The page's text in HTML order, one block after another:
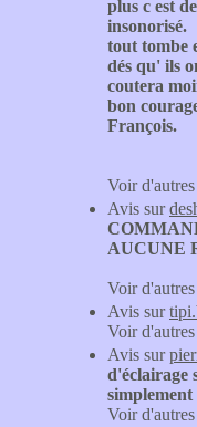
plus c est
insonorisé.
tout tombe
dés qu' ils
coutera
bon
François.
Voir
Avis sur
AUCUNE
Voir
Avis sur
Voir
Avis sur
d'éclairage
simplement
Voir